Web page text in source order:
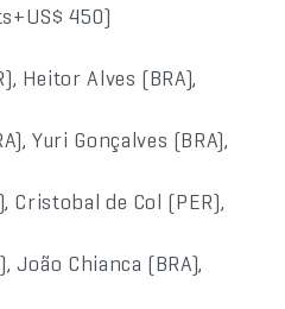
450)
Heitor Alves (BRA),
Yuri Gonçalves (BRA),
Cristobal de Col (PER),
João Chianca (BRA),